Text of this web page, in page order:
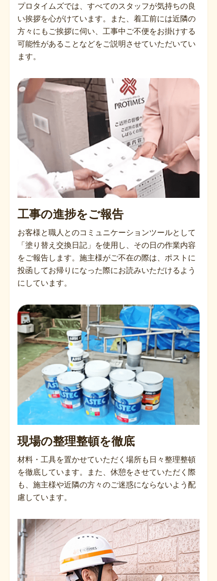
プロタイムズでは、すべてのスタッフが気持ちの良
い挨拶を心がけています。また、着工前には近隣の
方々にもご挨拶に伺い、工事中ご不便をお掛けする
可能性があることなどをご説明させていただいてい
ます。
工事の進捗をご報告
お客様と職人とのコミュニケーションツールとして
「塗り替え交換日記」を使用し、その日の作業内容
をご報告します。施主様がご不在の際は、ポストに
投函してお帰りになった際にお読みいただけるよう
にしています。
現場の整理整頓を徹底
材料・工具を置かせていただく場所も日々整理整頓
を徹底しています。また、休憩をさせていただく際
も、施主様や近隣の方々のご迷惑にならないよう配
慮しています。